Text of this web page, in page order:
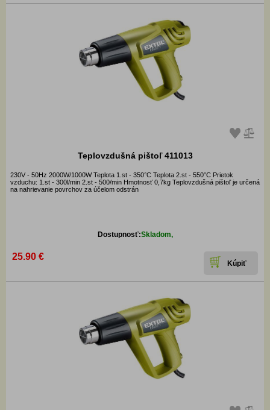
Teplovzdušná pištoľ 411013
230V - 50Hz 2000W/1000W Teplota 1.st - 350°C Teplota 2.st - 550°C Prietok
vzduchu: 1.st - 300l/min 2.st - 500/min Hmotnosť 0,7kg Teplovzdušná pištoľ je určená
na nahrievanie povrchov za účelom odstrán
Dostupnosť:Skladom,
25.90 €